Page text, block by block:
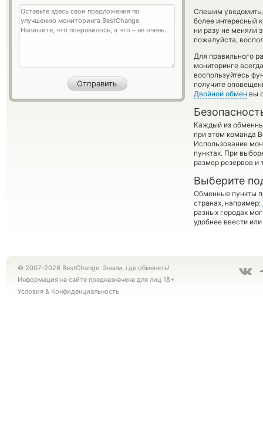
Спешим
более интересный
ни разу не меняли
пожалуйста,
Для правильного
мониторинге
воспользуйтесь
получите
Двойной обмен вы
Каждый из
при этом команда
Использование
пунктах. При
размер резервов и
Выберите
Обменные пункты
странах, например:
разных городах
удобнее ввести
© 2007-2026 BestChange. Знаем, где обменять!
Информация на сайте предназначена для лиц 18+
Условия & Конфиденциальность